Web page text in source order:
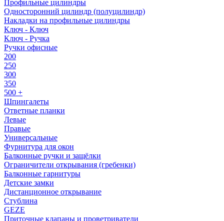
Профильные цилиндры
Односторонний цилиндр (полуцилиндр)
Накладки на профильные цилиндры
Ключ - Ключ
Ключ - Ручка
Ручки офисные
200
250
300
350
500 +
Шпингалеты
Ответные планки
Левые
Правые
Универсальные
Фурнитура для окон
Балконные ручки и защёлки
Ограничители открывания (гребенки)
Балконные гарнитуры
Детские замки
Дистанционное открывание
Стублина
GEZE
Приточные клапаны и проветриватели